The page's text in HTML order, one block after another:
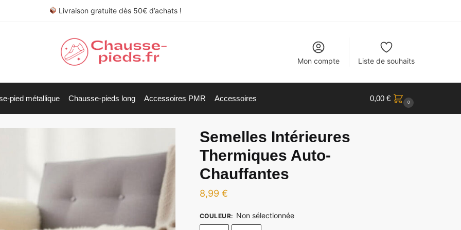
Livraison gratuite dès 50€ d’achats !
Mon compte Liste de souhaits
pied métallique Chausse-pieds long Accessoires PMR Accessoires 0,00 € 0
Semelles Intérieures
Thermiques Auto-
Chauffantes
8,99 €
COULEUR: Non sélectionnée